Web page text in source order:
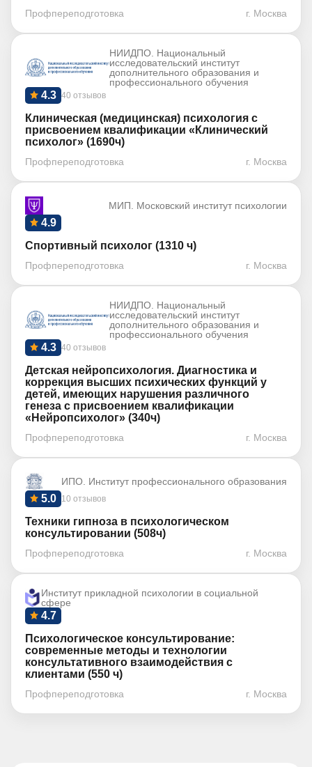
Профпереподготовка г. Москва
НИИДПО. Национальный
исследовательский институт
дополнительного образования и
профессионального обучения
40 отзывов
4.3
Клиническая (медицинская) психология с
присвоением квалификации «Клинический
психолог» (1690ч)
Профпереподготовка г. Москва
МИП. Московский институт психологии
4.9
Спортивный психолог (1310 ч)
Профпереподготовка г. Москва
НИИДПО. Национальный
исследовательский институт
дополнительного образования и
профессионального обучения
40 отзывов
4.3
Детская нейропсихология. Диагностика и
коррекция высших психических функций у
детей, имеющих нарушения различного
генеза с присвоением квалификации
«Нейропсихолог» (340ч)
Профпереподготовка г. Москва
ИПО. Институт профессионального образования
10 отзывов
5.0
Техники гипноза в психологическом
консультировании (508ч)
Профпереподготовка г. Москва
Институт прикладной психологии в социальной
сфере
4.7
Психологическое консультирование:
современные методы и технологии
консультативного взаимодействия с
клиентами (550 ч)
Профпереподготовка г. Москва